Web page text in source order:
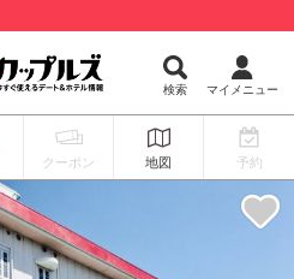
検索 マイメニュー
クーポン 地図 予約